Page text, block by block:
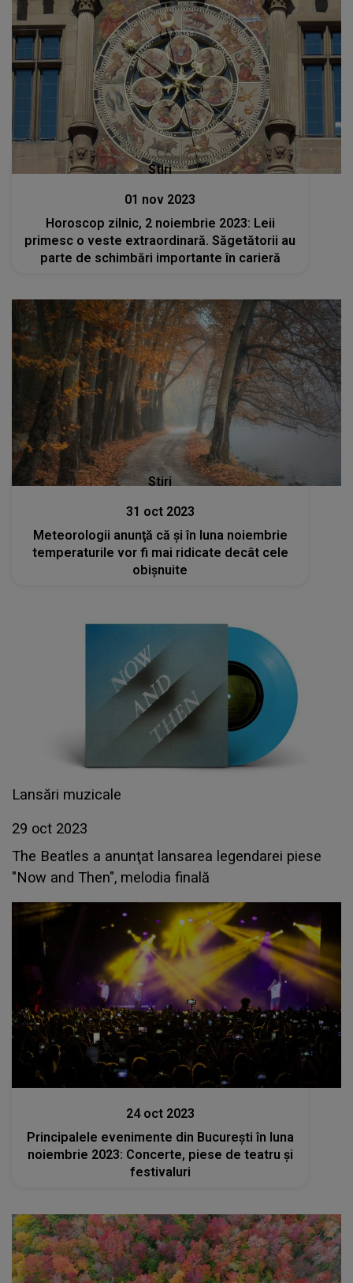
Stiri
01 nov 2023
Horoscop zilnic, 2 noiembrie 2023: Leii
primesc o veste extraordinară. Săgetătorii au
parte de schimbări importante în carieră
Stiri
31 oct 2023
Meteorologii anunţă că şi în luna noiembrie
temperaturile vor fi mai ridicate decât cele
obişnuite
Lansări muzicale
29 oct 2023
The Beatles a anunţat lansarea legendarei piese
"Now and Then", melodia finală
24 oct 2023
Principalele evenimente din București în luna
noiembrie 2023: Concerte, piese de teatru și
festivaluri